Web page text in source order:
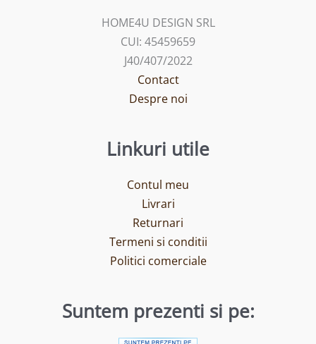
HOME4U DESIGN SRL
CUI: 45459659
J40/407/2022
Contact
Despre noi
Linkuri utile
Contul meu
Livrari
Returnari
Termeni si conditii
Politici comerciale
Suntem prezenti si pe: